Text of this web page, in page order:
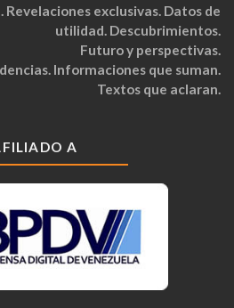
exclusivas. Datos de
utilidad. Descubrimientos.
Futuro y perspectivas.
Informaciones que suman.
Textos que aclaran.
A